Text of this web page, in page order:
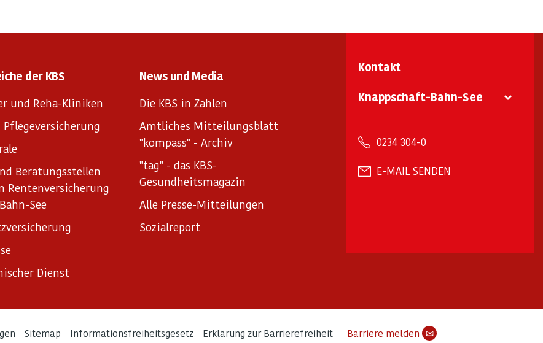
der KBS
und Reha-Kliniken
Pflegeversicherung
Beratungsstellen
Rentenversicherung
See
Dienst
News und Media
Die KBS in Zahlen
Amtliches Mitteilungsblatt
"kompass" - Archiv
"tag" - das KBS-
Gesundheitsmagazin
Alle Presse-Mitteilungen
Sozialreport
Kontakt
Knappschaft-Bahn-See
0234 304-0
E-MAIL SENDEN
Sitemap Informationsfreiheitsgesetz Erklärung zur Barrierefreiheit Barriere melden ✉